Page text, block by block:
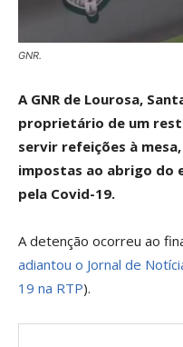
GNR.
A GNR de Lourosa,
proprietário de um
servir refeições à
impostas ao abrigo do
pela Covid-19.
A detenção ocorreu ao
adiantou o Jornal de
19 na RTP).